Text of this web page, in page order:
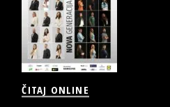
ČITAJ ONLINE